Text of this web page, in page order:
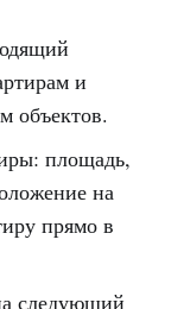
и
объектов.
площадь,
на
прямо в
следующий